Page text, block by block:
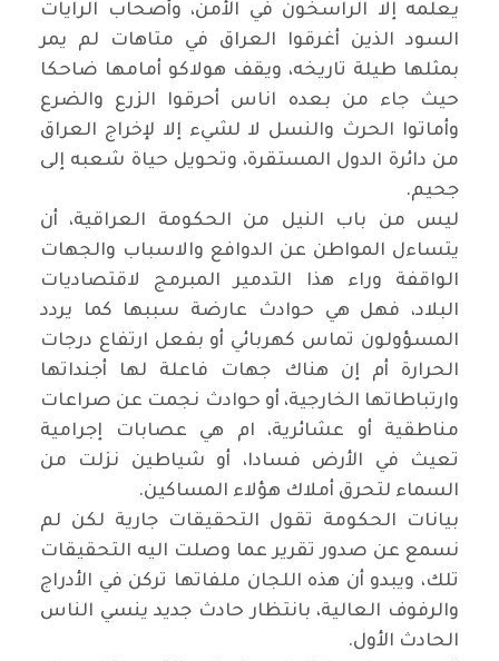
يعلمه إلا الراسخون في الأمن، وأصحاب الرايات
السود الذين أغرقوا العراق في متاهات لم يمر
بمثلها طيلة تاريخه، ويقف هولاكو أمامها ضاحكا
حيث جاء من بعده اناس أحرقوا الزرع والضرع
وأماتوا الحرث والنسل لا لشيء إلا لإخراج العراق
من دائرة الدول المستقرة، وتحويل حياة شعبه إلى
جحيم.
ليس من باب النيل من الحكومة العراقية، أن
يتساءل المواطن عن الدوافع والاسباب والجهات
الواقفة وراء هذا التدمير المبرمج لاقتصاديات
البلاد، فهل هي حوادث عارضة سببها كما يردد
المسؤولون تماس كهربائي أو بفعل ارتفاع درجات
الحرارة أم إن هناك جهات فاعلة لها أجنداتها
وارتباطاتها الخارجية، أو حوادث نجمت عن صراعات
مناطقية أو عشائرية، ام هي عصابات إجرامية
تعيث في الأرض فسادا، أو شياطين نزلت من
السماء لتحرق أملاك هؤلاء المساكين.
بيانات الحكومة تقول التحقيقات جارية لكن لم
نسمع عن صدور تقرير عما وصلت اليه التحقيقات
تلك، ويبدو أن هذه اللجان ملفاتها تركن في الأدراج
والرفوف العالية، بانتظار حادث جديد ينسي الناس
الحادث الأول.